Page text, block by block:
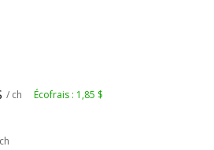
/ ch Écofrais : 1,85 $
ch